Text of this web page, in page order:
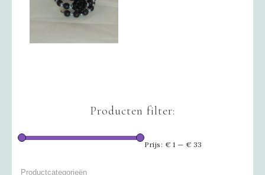
Producten filter:
Prijs: € 1 — € 33